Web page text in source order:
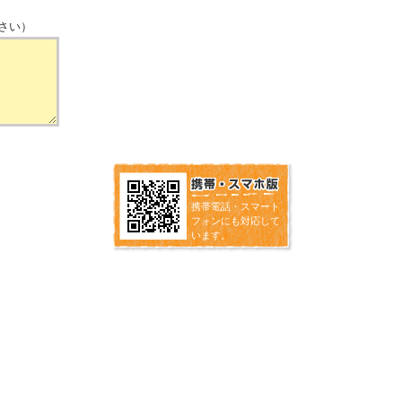
い）
携帯電話・スマート
フォンにも対応して
います。